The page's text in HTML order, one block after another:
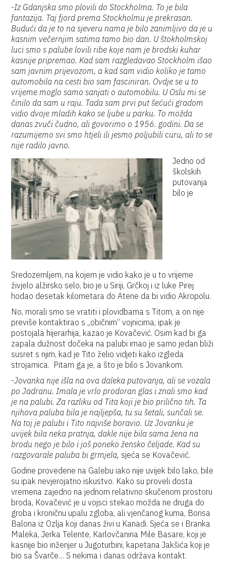
-Iz Gdanjska smo plovili do Stockholma. To je bila
fantazija. Taj fjord prema Stockholmu je prekrasan.
Budući da je to na sjeveru nama je bilo zanimljivo da je u
kasnim večernjim satima tamo bio dan. U štokholmskoj
luci smo s palube lovili ribe koje nam je brodski kuhar
kasnije pripremao. Kad sam razgledavao Stockholm išao
sam javnim prijevozom, a kad sam vidio koliko je tamo
automobila na cesti bio sam fasciniran. Ovdje se u to
vrijeme moglo samo sanjati o automobilu. U Oslu mi se
činilo da sam u raju. Tada sam prvi put šećući gradom
vidio dvoje mladih kako se ljube u parku. To možda
danas zvuči čudno, ali govorimo o 1956. godini. Da se
razumijemo svi smo htjeli ili jesmo poljubili curu, ali to se
nije radilo javno.
Jedno od
školskih
putovanja
bilo je
Sredozemljem, na kojem je vidio kako je u to vrijeme
živjelo alžirsko selo, bio je u Siriji, Grčkoj i iz luke Pirej
hodao desetak kilometara do Atene da bi vidio Akropolu.
No, morali smo se vratiti i plovidbama s Titom, a on nije
previše kontaktirao s „običnim“ vojnicima, ipak je
postojala hijerarhija, kazao je Kovačević. Osim kad bi ga
zapala dužnost dočeka na palubi imao je samo jedan bliži
susret s njim, kad je Tito želio vidjeti kako izgleda
strojarnica. Pitam ga je, a što je bilo s Jovankom.
-Jovanka nije išla na ova daleka putovanja, ali se vozala
po Jadranu. Imala je vrlo prodoran glas i znali smo kad
je na palubi. Za razliku od Tita koji je bio prilično tih. Ta
njihova paluba bila je najljepša, tu su šetali, sunčali se.
Na toj je palubi i Tito najviše boravio. Uz Jovanku je
uvijek bila neka pratnja, dakle nije bila sama žena na
brodu nego je bilo i još poneko žensko čeljade. Kad su
razgovarale paluba bi grmjela, sjeća se Kovačević.
Godine provedene na Galebu iako nije uvijek bilo lako, bile
su ipak nevjerojatno iskustvo. Kako su proveli dosta
vremena zajedno na jednom relativno skučenom prostoru
broda, Kovačević je u vojsci stekao možda ne druga do
groba i kroničnu upalu zgloba, ali vjenčanog kuma, Borisa
Balona iz Ozlja koji danas živi u Kanadi. Sjeća se i Branka
Maleka, Jerka Telente, Karlovčanina Mile Basare, koji je
kasnije bio inženjer u Jugoturbini, kapetana Jakšića koji je
bio sa Švarče… S nekima i danas održava kontakt.